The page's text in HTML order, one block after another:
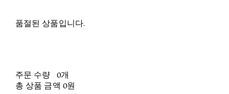
품절된 상품입니다.
주문 수량
0개
총 상품 금액 0원